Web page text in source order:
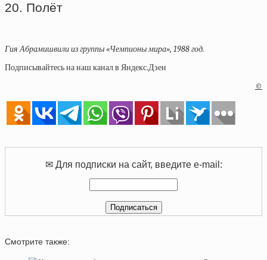
20. Полёт
Гия Абрамишвили из группы «Чемпионы мира», 1988 год.
Подписывайтесь на наш канал в Яндекс.Дзен
©
✉ Для подписки на сайт, введите e-mail:
Смотрите также: